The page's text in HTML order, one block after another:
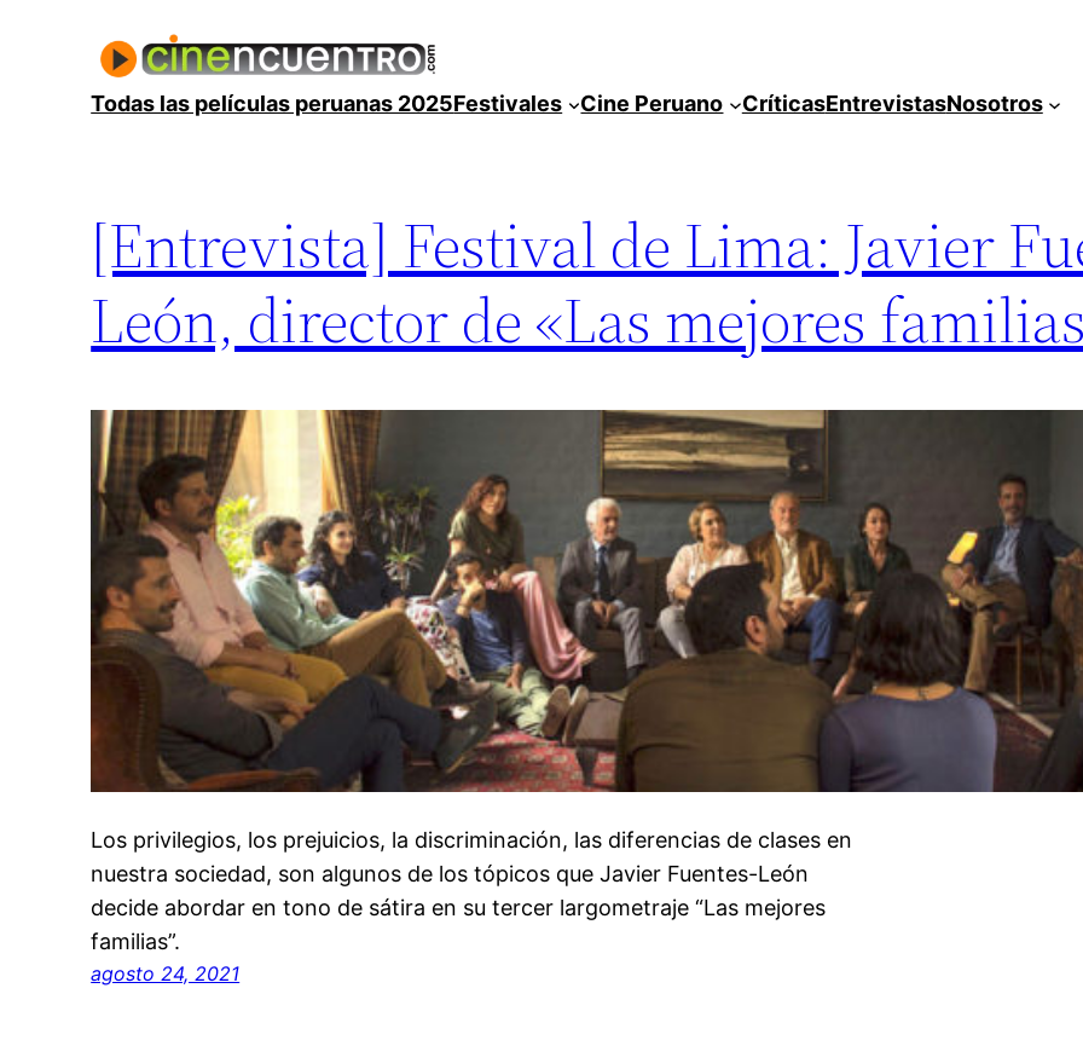
contenidoTodas las películas peruanas 2025Festivales Cine Peruano CríticasEntrevistasNosotros
[Entrevista] Festival de Lima: Javier
León, director de «Las mejores
Los privilegios, los prejuicios, la discriminación, las diferencias de clases en
nuestra sociedad, son algunos de los tópicos que Javier Fuentes-León
decide abordar en tono de sátira en su tercer largometraje “Las mejores
familias”.
agosto 24, 2021